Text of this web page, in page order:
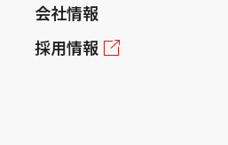
会社情報
採用情報